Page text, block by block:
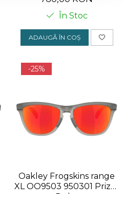
În Stoc
ADAUGĂ ÎN COȘ
-25%
Oakley Frogskins range
XL OO9503 950301 Prizm
Ruby